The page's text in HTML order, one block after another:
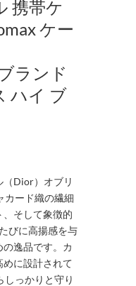
携帯ケ
ケー
ランド
ハイ ブ
（Dior）オブリ
カード織の繊細
そして象徴的
びに高揚感を与
逸品です。カ
めに設計されて
しっかりと守り